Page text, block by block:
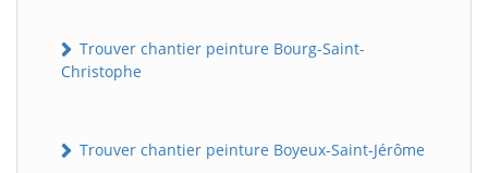
Trouver chantier peinture Bourg-Saint-
Christophe
Trouver chantier peinture Boyeux-Saint-Jérôme